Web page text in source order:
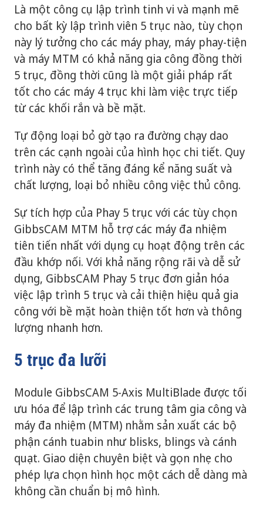
Là một công cụ lập trình tinh vi và mạnh mẽ
cho bất kỳ lập trình viên 5 trục nào, tùy chọn
này lý tưởng cho các máy phay, máy phay-tiện
và máy MTM có khả năng gia công đồng thời
5 trục, đồng thời cũng là một giải pháp rất
tốt cho các máy 4 trục khi làm việc trực tiếp
từ các khối rắn và bề mặt.
Tự động loại bỏ gờ tạo ra đường chạy dao
trên các cạnh ngoài của hình học chi tiết. Quy
trình này có thể tăng đáng kể năng suất và
chất lượng, loại bỏ nhiều công việc thủ công.
Sự tích hợp của Phay 5 trục với các tùy chọn
GibbsCAM MTM hỗ trợ các máy đa nhiệm
tiên tiến nhất với dụng cụ hoạt động trên các
đầu khớp nối. Với khả năng rộng rãi và dễ sử
dụng, GibbsCAM Phay 5 trục đơn giản hóa
việc lập trình 5 trục và cải thiện hiệu quả gia
công với bề mặt hoàn thiện tốt hơn và thông
lượng nhanh hơn.
5 trục đa lưỡi
Module GibbsCAM 5-Axis MultiBlade được tối
ưu hóa để lập trình các trung tâm gia công và
máy đa nhiệm (MTM) nhằm sản xuất các bộ
phận cánh tuabin như blisks, blings và cánh
quạt. Giao diện chuyên biệt và gọn nhẹ cho
phép lựa chọn hình học một cách dễ dàng mà
không cần chuẩn bị mô hình.